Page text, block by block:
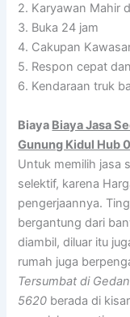
2. Karyawan Mahir
3. Buka 24 jam
4. Cakupan
5. Respon cepat
6. Kendaraan truk
Biaya Biaya Jasa
Gunung Kidul Hub
Untuk memilih jasa
selektif, karena
pengerjaannya.
bergantung dari
diambil, diluar itu
rumah juga
Tersumbat di
5620 berada di